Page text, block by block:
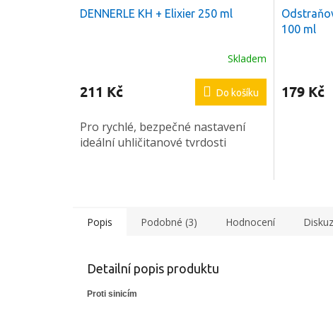
DENNERLE KH + Elixier 250 ml
Skladem
211 Kč Do košíku
Pro rychlé, bezpečné nastavení
ideální uhličitanové tvrdosti
100 ml
179 Kč
Popis Podobné (3) Hodnocení
Detailní popis produktu
Proti sinicím